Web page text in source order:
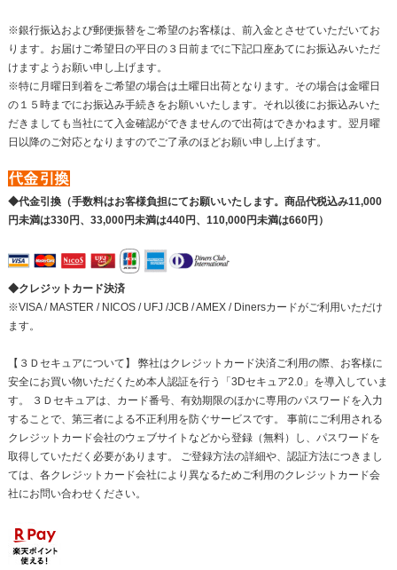
※銀行振込および郵便振替をご希望のお客様は、前入金とさせていただいてお
ります。お届けご希望日の平日の３日前までに下記口座あてにお振込みいただ
けますようお願い申し上げます。
※特に月曜日到着をご希望の場合は土曜日出荷となります。その場合は金曜日
の１５時までにお振込み手続きをお願いいたします。それ以後にお振込みいた
だきましても当社にて入金確認ができませんので出荷はできかねます。翌月曜
日以降のご対応となりますのでご了承のほどお願い申し上げます。
◆代金引換（手数料はお客様負担にてお願いいたします。商品代税込み11,000
円未満は330円、33,000円未満は440円、110,000円未満は660円）
◆クレジットカード決済
※VISA / MASTER / NICOS / UFJ /JCB / AMEX / Dinersカードがご利用いただけ
ます。
【３Ｄセキュアについて】 弊社はクレジットカード決済ご利用の際、お客様に
安全にお買い物いただくため本人認証を行う「3Dセキュア2.0」を導入していま
す。 ３Ｄセキュアは、カード番号、有効期限のほかに専用のパスワードを入力
することで、第三者による不正利用を防ぐサービスです。 事前にご利用される
クレジットカード会社のウェブサイトなどから登録（無料）し、パスワードを
取得していただく必要があります。 ご登録方法の詳細や、認証方法につきまし
ては、各クレジットカード会社により異なるためご利用のクレジットカード会
社にお問い合わせください。